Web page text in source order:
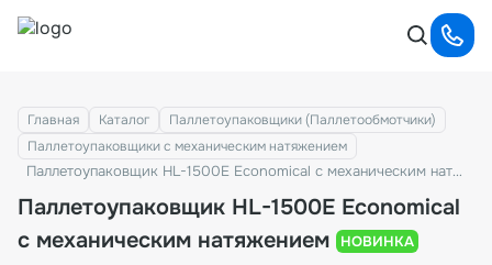
Главная Каталог
Паллетоупаковщики (Паллетообмотчики)
Паллетоупаковщики с механическим натяжением
Паллетоупаковщик HL-1500E Economical с механическим натяжением
Паллетоупаковщик HL-1500E Economical
с механическим натяжением
НОВИНКА